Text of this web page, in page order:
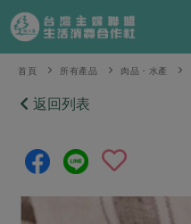
產品分類
當季蔬果
芽苗類
辛香料類
食譜料理
食材
麵食
特別企畫
預購活動
綠主張
首頁 所有產品 肉品・水產
返回列表